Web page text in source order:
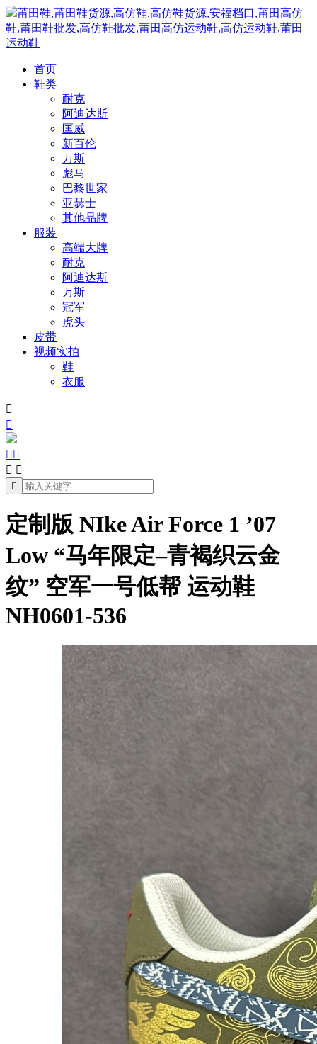
莆田鞋,莆田鞋货源,高仿鞋,高仿鞋货源,安福档口,莆田高仿
鞋,莆田鞋批发,高仿鞋批发,莆田高仿运动鞋,高仿运动鞋,莆田
运动鞋
首页
鞋类
耐克
阿迪达斯
匡威
新百伦
万斯
彪马
巴黎世家
亚瑟士
其他品牌
服装
高端大牌
耐克
阿迪达斯
万斯
冠军
虎头
皮带
视频实拍
鞋
衣服


 
 

定制版 NIke Air Force 1 ’07
Low “马年限定–青褐织云金
纹” 空军一号低帮 运动鞋
NH0601-536